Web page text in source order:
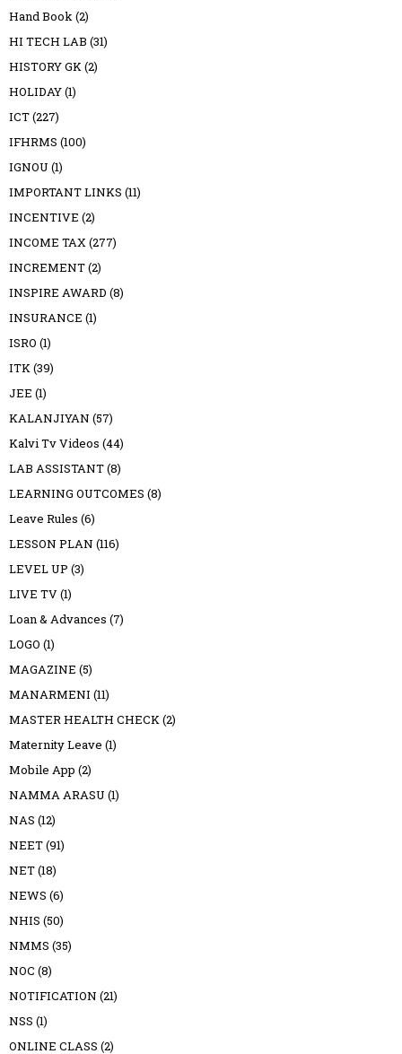
Hand Book(2)
HI TECH LAB (31)
HISTORY GK(2)
HOLIDAY(1)
ICT(227)
IFHRMS (100)
IGNOU (1)
IMPORTANT LINKS (11)
INCENTIVE (2)
INCOME TAX(277)
INCREMENT(2)
INSPIRE AWARD (8)
INSURANCE (1)
ISRO (1)
ITK(39)
JEE (1)
KALANJIYAN (57)
Kalvi Tv Videos (44)
LAB ASSISTANT(8)
LEARNING OUTCOMES (8)
Leave Rules (6)
LESSON PLAN (116)
LEVEL UP (3)
LIVE TV(1)
Loan & Advances (7)
LOGO (1)
MAGAZINE (5)
MANARMENI (11)
MASTER HEALTH CHECK(2)
Maternity Leave (1)
Mobile App (2)
NAMMA ARASU (1)
NAS (12)
NEET(91)
NET(18)
NEWS (6)
NHIS (50)
NMMS (35)
NOC (8)
NOTIFICATION (21)
NSS (1)
ONLINE CLASS (2)